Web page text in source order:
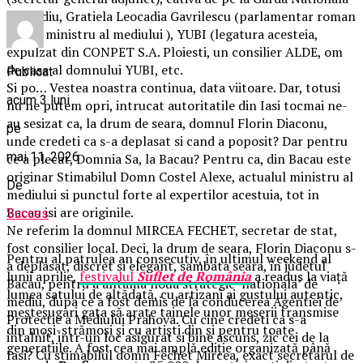
de Mediu, Gratiela Leocadia Gavrilescu (parlamentar roman
si fost ministru al mediului ), YUBI (legatura acesteia,
expulzat din CONPET S.A. Ploiesti, un consilier ALDE, om
de casa al domnului YUBI, etc.
Si po… Vestea noastra continua, data viitoare. Dar, totusi
nu ne putem opri, intrucat autoritatile din Iasi tocmai ne-
au sesizat ca, la drum de seara, domnul Florin Diaconu,
unde credeti ca s-a deplasat si cand a poposit? Dar pentru
ce a plecat, Domnia Sa, la Bacau? Pentru ca, din Bacau este
originar Stimabilul Domn Costel Alexe, actualul ministru al
mediului si punctul forte al expertilor acestuia, tot in
Bacau isi are originile.
Ne referim la domnul MIRCEA FECHET, secretar de stat,
fost consilier local. Deci, la drum de seara, Florin Diaconu s-
a deplasat, discret si elegant, sambata seara, in judetul
Bacau, pentru a antama noua strategie ‘nationala’ de
mediu, dupa ce a fost demis de la conducerea Agentiei de
Protectie a Mediului Prahova. Cu cine credeti ca s-a
intalnit, intr-un loc asigurat si bine ascuns, zic cei de la
Iasi? Cu stimabilul domn Fechet Mircea, exact secretarul de
Publicat
acum 3 luni
pe
mai 11, 2026
De
Succes
Pentru al patrulea an consecutiv, în ultimul weekend al
lunii aprilie,festivalulSuflet de Româniaa readus la viață
lumea satului de altădată, cu artizani ai gustului autentic,
meșteșugari gata să arate tainele unor meserii transmise
din moși-strămoși și cu artiști din și pentru toate
generațiile. A fost cea mai amplă ediție organizată până